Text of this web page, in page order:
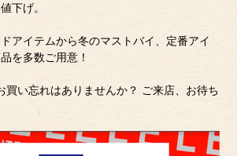
下げ。
アイテムから冬のマストバイ、定番アイ
を多数ご用意！
買い忘れはありませんか？ ご来店、お待ち